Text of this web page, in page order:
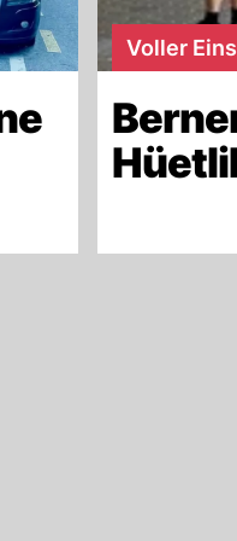
Voller